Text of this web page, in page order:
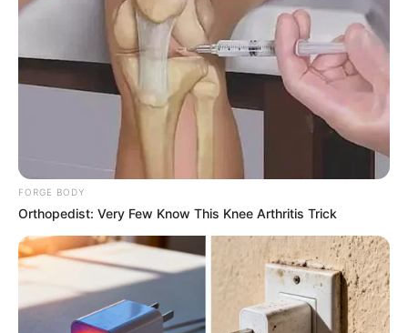
นักแสดงสาวหุ่นดี เจ้าของตำแหน่ง “สุดยอดนางแบบ
โลก” จากเวที Model of the World 2004 ฝากผลงาน
ละครไว้มากมาย มีชื่อเสียงและเป็นที่รู้จักอย่างดีถึงความ
สามารถที่รอบตัว สำหรับชื่อ
เขมนิจ นั้นมีควาหมายว่า
ความสุขเกษมที่ยั่งยืน มั่นคง
โดยชื่อนั้นมาจาก 2 คำผสม
กัน คือ เขม แปลว่า เกษม ส่วน นิจ แปลว่า ยั่งยืน เมื่อนำ
มารวมกันถือว่าเป็นชื่อที่มีความหมายดีมากๆ เพราะตอน
นี้สาวแพนเค้กก็มีความสุขกับทุกๆเรื่อง โดยเฉพาะเรื่อง
หัวใจ ^^
ใหม่ ดาวิกา โฮร์เน่
FORGE BODY
Orthopedist: Very Few Know This Knee Arthritis Trick